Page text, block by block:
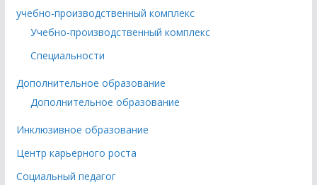
учебно-производственный комплекс
Учебно-производственный комплекс
Специальности
Дополнительное образование
Дополнительное образование
Инклюзивное образование
Центр карьерного роста
Социальный педагог